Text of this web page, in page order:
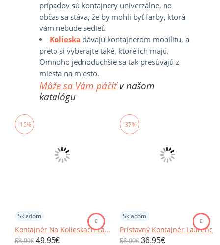
prípadov sú kontajnery univerzálne, no
občas sa stáva, že by mohli byť farby, ktorá
vám nebude sedieť.
Kolieska dávajú kontajnerom mobilitu, a
preto si vyberajte také, ktoré ich majú.
Omnoho jednoduchšie sa tak presúvajú z
miesta na miesto.
Môže sa Vám páčiťv našom
katalógu
-15%
Skladom
Kontajnér Na Kolieskach Laurenc
58,90€ 49,95€
-37%
Skladom
Prístavný Kontajnér Laurenc
58,90€ 36,95€